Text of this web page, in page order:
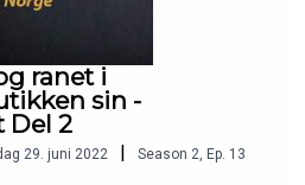
ranet i
sin -
Del 2
29. juni 2022 Season 2, Ep. 13